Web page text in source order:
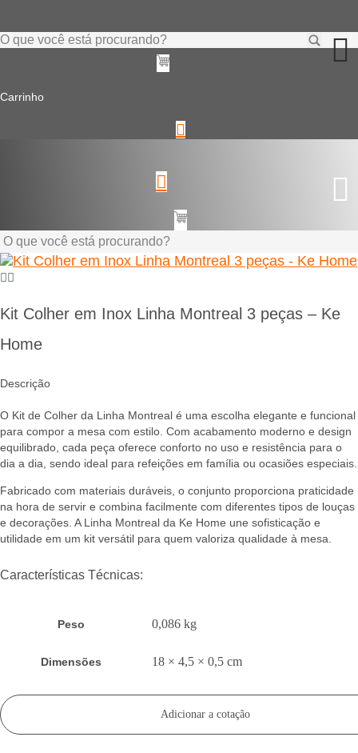
o
Pesquisar
Carrinho
Pesquisar
...
Kit Colher em Inox Linha Montreal 3 peças – Ke
Home
Descrição
O Kit de Colher da Linha Montreal é uma escolha elegante e funcional
para compor a mesa com estilo. Com acabamento moderno e design
equilibrado, cada peça oferece conforto no uso e resistência para o
dia a dia, sendo ideal para refeições em família ou ocasiões especiais.
Fabricado com materiais duráveis, o conjunto proporciona praticidade
na hora de servir e combina facilmente com diferentes tipos de louças
e decorações. A Linha Montreal da Ke Home une sofisticação e
utilidade em um kit versátil para quem valoriza qualidade à mesa.
Características Técnicas:
Peso 0,086 kg
Dimensões 18 × 4,5 × 0,5 cm
Adicionar a cotação